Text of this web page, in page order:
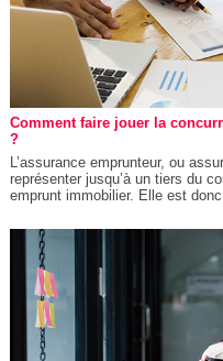
Comment faire jouer la
?
L’assurance emprunteur, ou
représenter jusqu’à un tiers du
emprunt immobilier. Elle est donc